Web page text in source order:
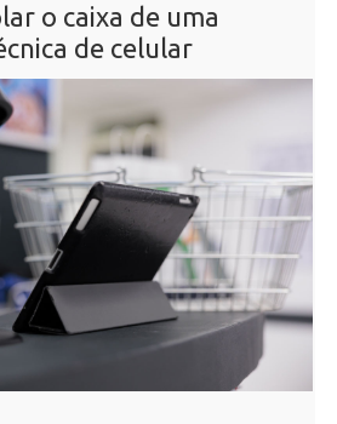
o caixa de uma
de celular